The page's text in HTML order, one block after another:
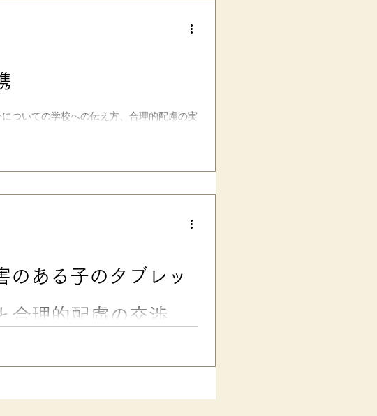
級に在籍せざるを得なかったのですが…
と通常学級で違うの？子どもたちの未来
ついての学校への伝え方、合理的配慮の実
慮をお願いするコツまで、保護者・子ども
る環境を作るためのヒントです。その子に
場合 未診断・グレーゾーンの場合 入試・
のある子のタブレッ
合理的配慮の交渉術
思っても、どう伝え、どう交渉すればよい